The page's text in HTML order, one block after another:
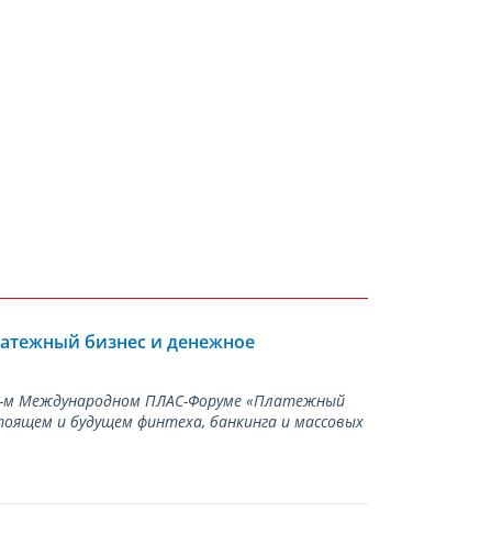
бизнес и денежное
м Международном ПЛАС-Форуме «Платежный
и будущем финтеха, банкинга и массовых